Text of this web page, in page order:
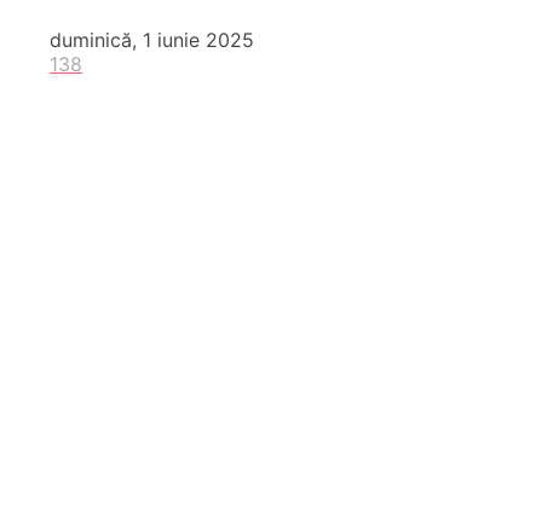
duminică, 1 iunie 2025
138